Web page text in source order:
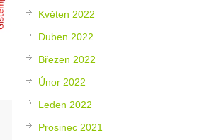
Květen 2022
Duben 2022
Březen 2022
Únor 2022
Leden 2022
Prosinec 2021